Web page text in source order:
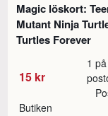
Magic löskort:
Mutant Ninja
Turtles Forever
15 kr
1 på
Butiken